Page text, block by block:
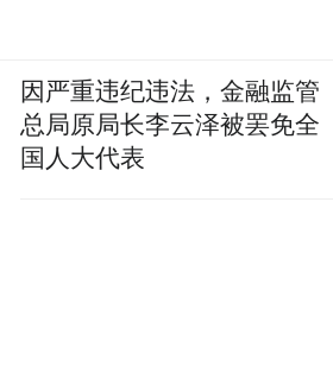
因严重违纪违法，金融监管
总局原局长李云泽被罢免全
国人大代表